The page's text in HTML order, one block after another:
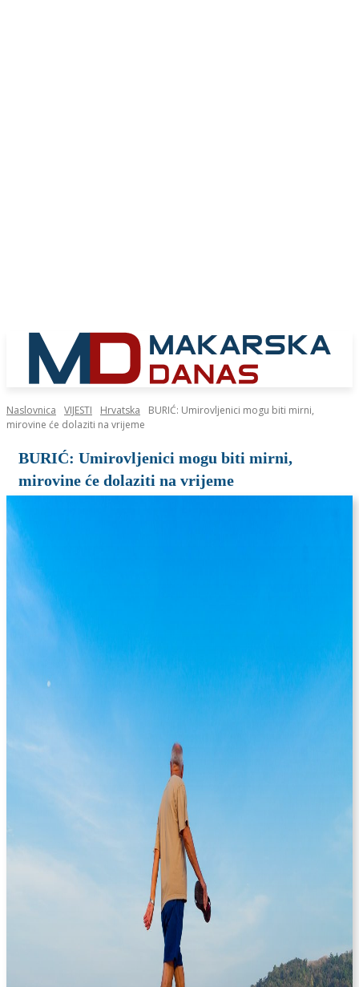
Naslovnica VIJESTI Hrvatska
BURIĆ: Umirovljenici mogu biti mirni,
mirovine će dolaziti na vrijeme
BURIĆ: Umirovljenici mogu biti mirni,
mirovine će dolaziti na vrijeme